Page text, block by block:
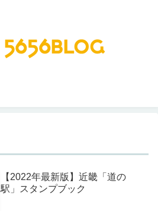
【2022年最新版】近畿「道の
駅」スタンプブック